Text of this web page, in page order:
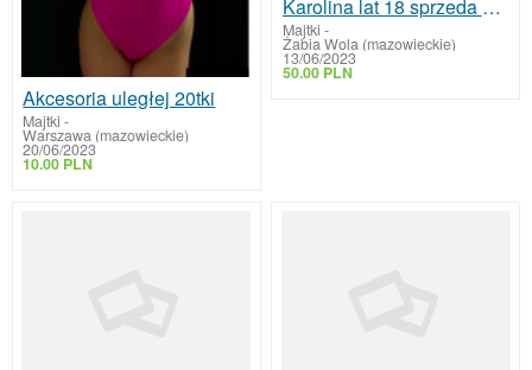
Akcesoria uległej 20tki
Majtki -
Warszawa (mazowieckie)
20/06/2023
10.00 PLN
Karolina lat 18 sprzeda zdiecia oraz bieliznę
Majtki -
Żabia Wola (mazowieckie)
13/06/2023
50.00 PLN